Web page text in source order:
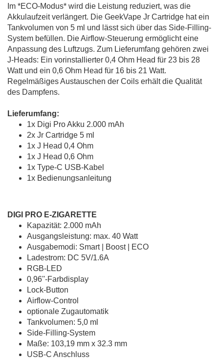
Im *ECO-Modus* wird die Leistung reduziert, was die
Akkulaufzeit verlängert. Die GeekVape Jr Cartridge hat ein
Tankvolumen von 5 ml und lässt sich über das Side-Filling-
System befüllen. Die Airflow-Steuerung ermöglicht eine
Anpassung des Luftzugs. Zum Lieferumfang gehören zwei
J-Heads: Ein vorinstallierter 0,4 Ohm Head für 23 bis 28
Watt und ein 0,6 Ohm Head für 16 bis 21 Watt.
Regelmäßiges Austauschen der Coils erhält die Qualität
des Dampfens.
Lieferumfang:
1x Digi Pro Akku 2.000 mAh
2x Jr Cartridge 5 ml
1x J Head 0,4 Ohm
1x J Head 0,6 Ohm
1x Type-C USB-Kabel
1x Bedienungsanleitung
DIGI PRO E-ZIGARETTE
Kapazität: 2.000 mAh
Ausgangsleistung: max. 40 Watt
Ausgabemodi: Smart | Boost | ECO
Ladestrom: DC 5V/1.6A
RGB-LED
0,96''-Farbdisplay
Lock-Button
Airflow-Control
optionale Zugautomatik
Tankvolumen: 5,0 ml
Side-Filling-System
Maße: 103,19 mm x 32.3 mm
USB-C Anschluss